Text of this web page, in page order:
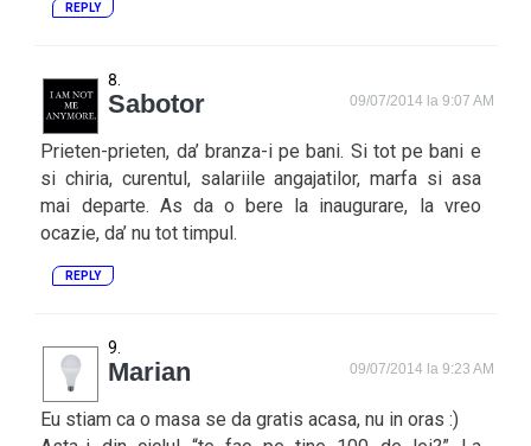
REPLY
Sabotor 09/07/2014 la 9:07 AM
Prieten-prieten, da’ branza-i pe bani. Si tot pe bani e
si chiria, curentul, salariile angajatilor, marfa si asa
mai departe. As da o bere la inaugurare, la vreo
ocazie, da’ nu tot timpul.
REPLY
Marian 09/07/2014 la 9:23 AM
Eu stiam ca o masa se da gratis acasa, nu in oras :)